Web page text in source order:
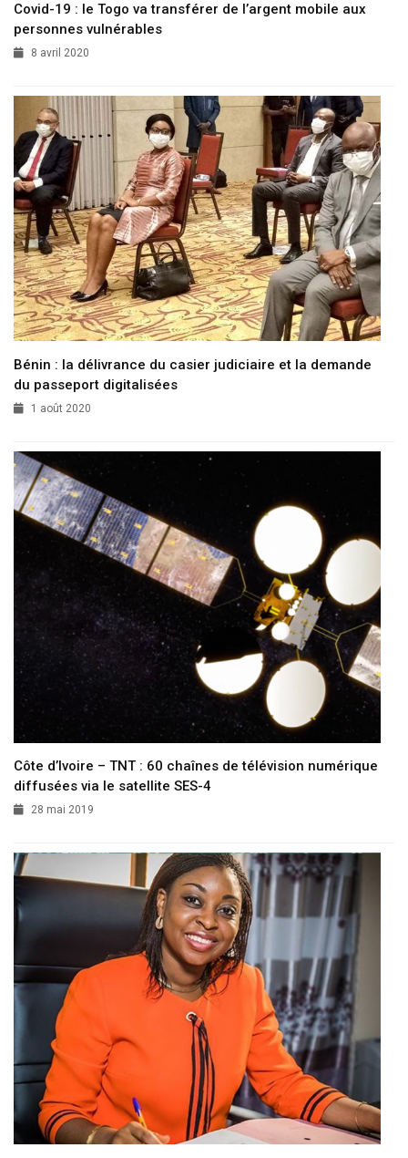
Covid-19 : le Togo va transférer de l’argent mobile aux
personnes vulnérables
8 avril 2020
Bénin : la délivrance du casier judiciaire et la demande
du passeport digitalisées
1 août 2020
Côte d’Ivoire – TNT : 60 chaînes de télévision numérique
diffusées via le satellite SES-4
28 mai 2019